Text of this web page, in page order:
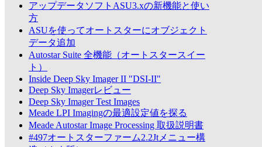
アップデータソフトASU3.xの新機能と使い
方
ASUを使ってオートスターにオブジェクト
データ追加
Autostar Suite 全機能（オートスタースイー
ト）
Inside Deep Sky Imager II "DSI-II"
Deep Sky Imagerレビュー
Deep Sky Imager Test Images
Meade LPI Imagingの最適設定値を探る
Meade Autostar Image Processing 取扱説明書
#497オートスターファーム2.2Jtメニュー構